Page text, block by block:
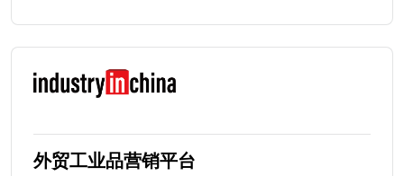
外贸工业品营销平台